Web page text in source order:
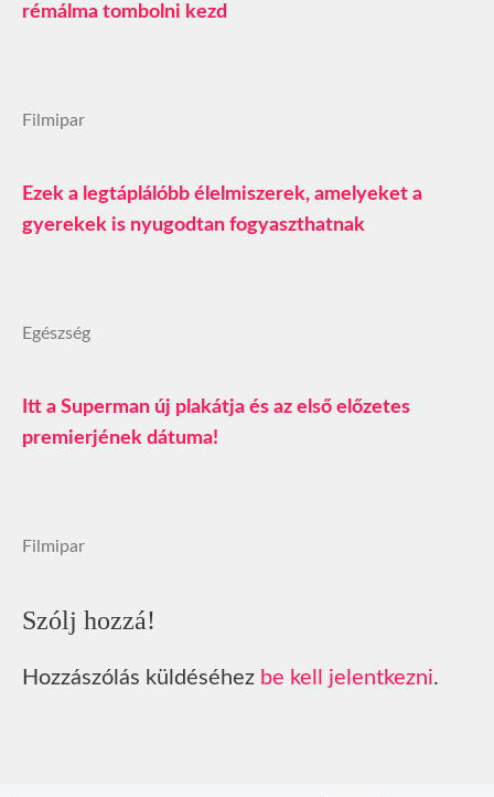
rémálma tombolni kezd
Filmipar
Ezek a legtáplálóbb élelmiszerek, amelyeket a
gyerekek is nyugodtan fogyaszthatnak
Egészség
Itt a Superman új plakátja és az első előzetes
premierjének dátuma!
Filmipar
Szólj hozzá!
Hozzászólás küldéséhez be kell jelentkezni.